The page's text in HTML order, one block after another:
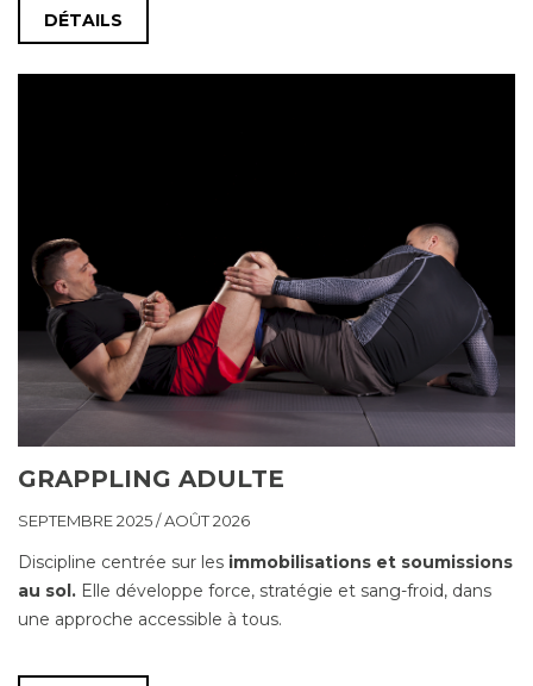
DÉTAILS
GRAPPLING ADULTE
SEPTEMBRE 2025 / AOÛT 2026
Discipline centrée sur les immobilisations et soumissions
au sol. Elle développe force, stratégie et sang-froid, dans
une approche accessible à tous.